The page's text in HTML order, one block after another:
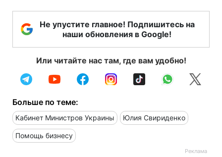
Не упустите главное! Подпишитесь на
наши обновления в Google!
Или читайте нас там, где вам удобно!
Больше по теме:
Кабинет Министров Украины Юлия Свириденко
Помощь бизнесу